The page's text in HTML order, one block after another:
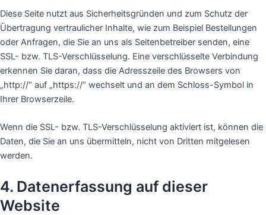
Diese Seite nutzt aus Sicherheitsgründen und zum Schutz der
Übertragung vertraulicher Inhalte, wie zum Beispiel Bestellungen
oder Anfragen, die Sie an uns als Seitenbetreiber senden, eine
SSL- bzw. TLS-Verschlüsselung. Eine verschlüsselte Verbindung
erkennen Sie daran, dass die Adresszeile des Browsers von
„http://“ auf „https://“ wechselt und an dem Schloss-Symbol in
Ihrer Browserzeile.
Wenn die SSL- bzw. TLS-Verschlüsselung aktiviert ist, können die
Daten, die Sie an uns übermitteln, nicht von Dritten mitgelesen
werden.
4. Datenerfassung auf dieser
Website